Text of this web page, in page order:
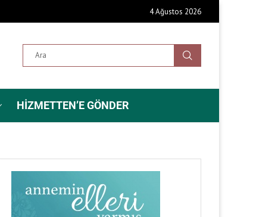
4 Ağustos 2026
HIZMETTEN’E GÖNDER